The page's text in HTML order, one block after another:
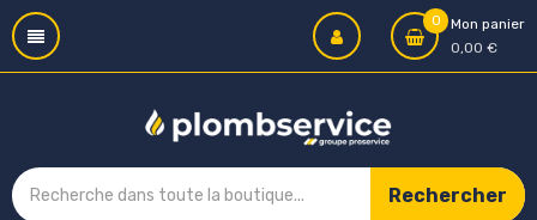
0
Mon panier
0,00 €
Rechercher